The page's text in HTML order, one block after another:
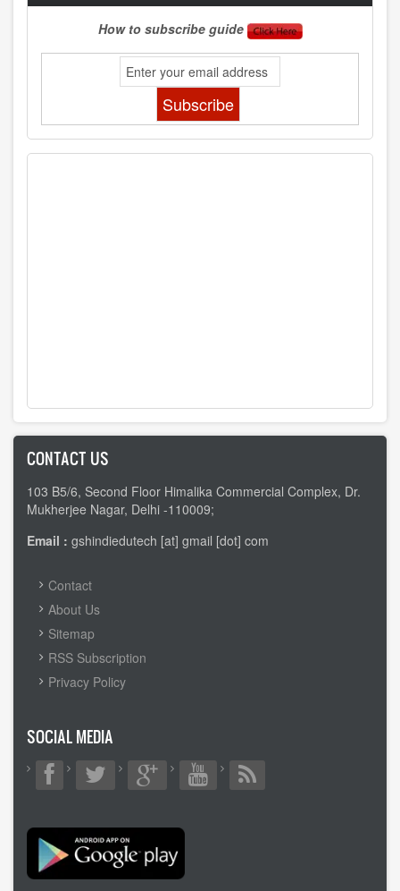
How to subscribe guide
CONTACT US
103 B5/6, Second Floor Himalika Commercial Complex, Dr.
Mukherjee Nagar, Delhi -110009;
Email : gshindiedutech [at] gmail [dot] com
FOOTER
MENU
Contact
About Us
Sitemap
RSS Subscription
Privacy Policy
SOCIAL MEDIA